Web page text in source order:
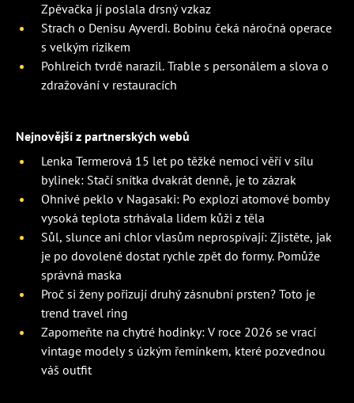
Zpěvačka jí poslala drsný vzkaz
Strach o Denisu Ayverdi. Bobinu čeká náročná operace
s velkým rizikem
Pohlreich tvrdě narazil. Trable s personálem a slova o
zdražování v restauracích
Nejnovější z partnerských webů
Lenka Termerová 15 let po těžké nemoci věří v sílu
bylinek: Stačí snítka dvakrát denně, je to zázrak
Ohnivé peklo v Nagasaki: Po explozi atomové bomby
vysoká teplota strhávala lidem kůži z těla
Sůl, slunce ani chlor vlasům neprospívají: Zjistěte, jak
je po dovolené dostat rychle zpět do formy. Pomůže
správná maska
Proč si ženy pořizují druhý zásnubní prsten? Toto je
trend travel ring
Zapomeňte na chytré hodinky: V roce 2026 se vrací
vintage modely s úzkým řemínkem, které pozvednou
váš outfit